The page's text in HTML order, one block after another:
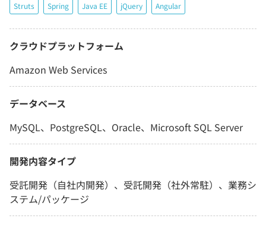
Struts Spring Java EE jQuery Angular
クラウドプラットフォーム
Amazon Web Services
データベース
MySQL、PostgreSQL、Oracle、Microsoft SQL Server
開発内容タイプ
受託開発（自社内開発）、受託開発（社外常駐）、業務シ
ステム/パッケージ